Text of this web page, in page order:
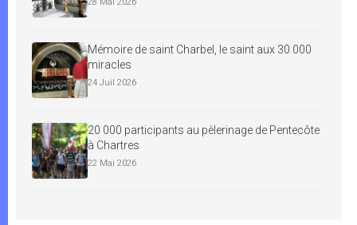
Mémoire de saint Charbel, le saint aux 30 000
miracles
24 Juil 2026
20 000 participants au pèlerinage de Pentecôte
à Chartres
22 Mai 2026